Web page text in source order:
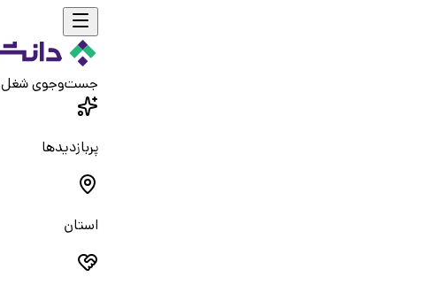
جست‌و‌جوی شغل
پربازدیدها
استان